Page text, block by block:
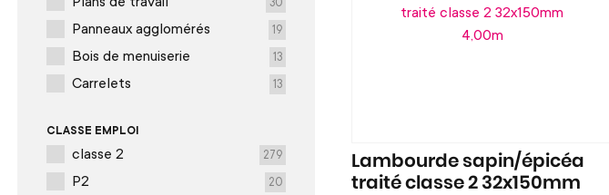
Panneaux agglomérés 19
Bois de menuiserie 13
Carrelets 13
CLASSE EMPLOI
classe 2 279
P2 20
Lambourde sapin/épicéa
traité classe 2 32x150mm